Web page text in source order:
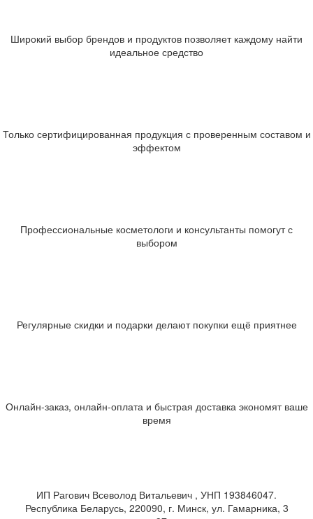
Широкий выбор брендов и продуктов позволяет каждому найти
идеальное средство
Только сертифицированная продукция с проверенным составом и
эффектом
Профессиональные косметологи и консультанты помогут с
выбором
Регулярные скидки и подарки делают покупки ещё приятнее
Онлайн-заказ, онлайн-оплата и быстрая доставка экономят ваше
время
ИП Рагович Всеволод Витальевич , УНП 193846047.
Республика Беларусь, 220090, г. Минск, ул. Гамарника, 3